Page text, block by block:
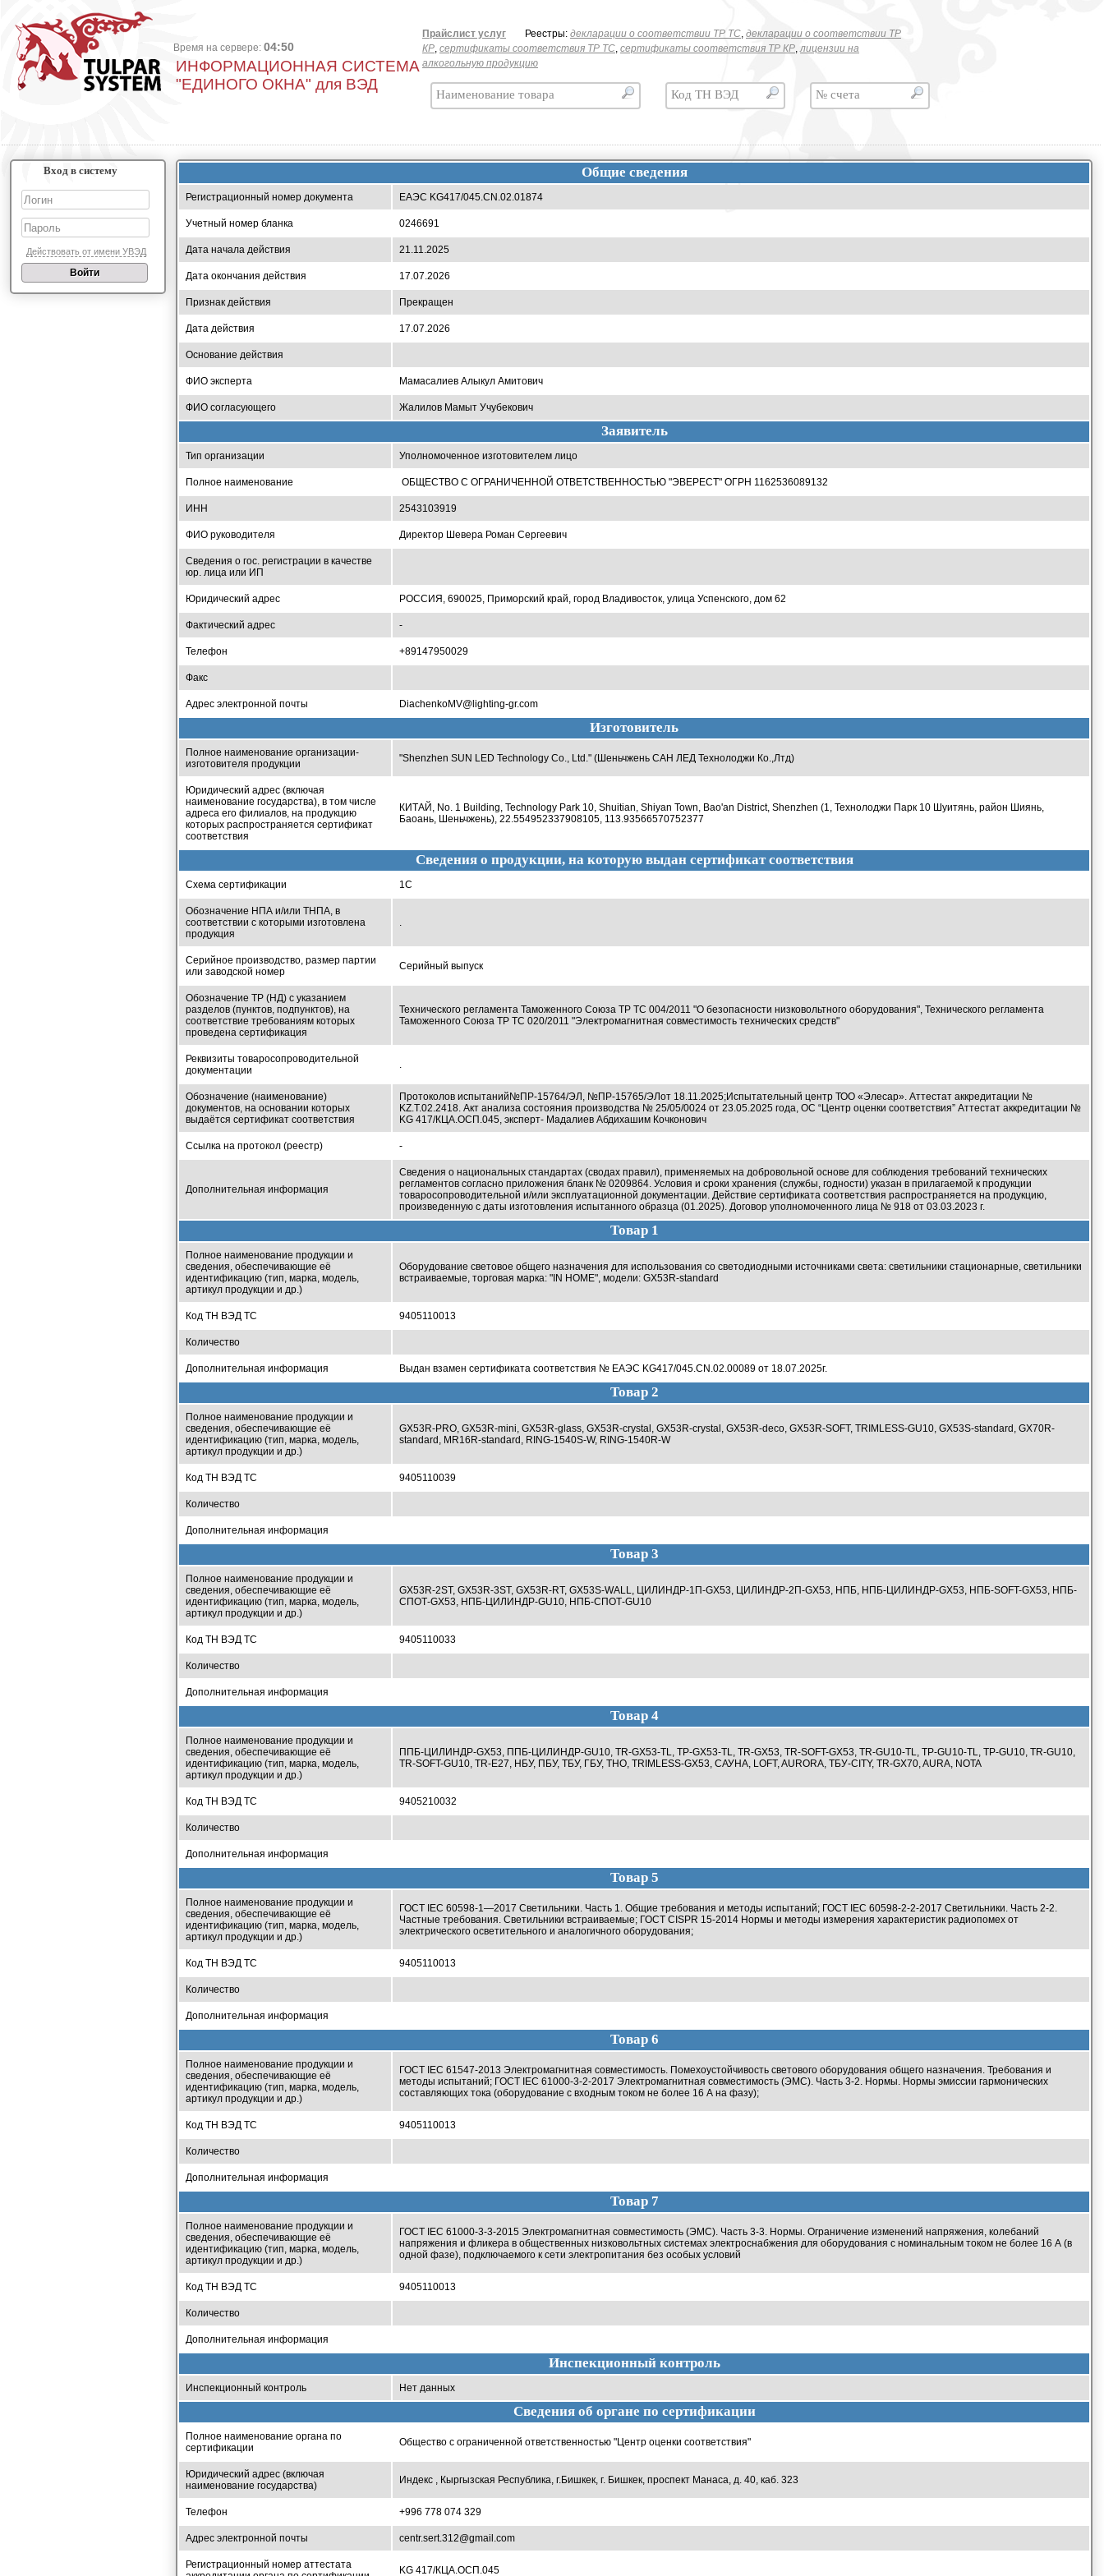
Время на сервере: 04:50
ИНФОРМАЦИОННАЯ СИСТЕМА
"ЕДИНОГО ОКНА" для ВЭД
Прайслист услуг Реестры: декларации о соответствии ТР TC, декларации о соответствии ТР
КР, сертификаты соответствия ТР ТС, сертификаты соответствия ТР КР,лицензии на
алкогольную продукцию
Вход в систему
Действовать от имени УВЭД
Общие сведения
Регистрационный номер документа ЕАЭС KG417/045.CN.02.01874
Учетный номер бланка 0246691
Дата начала действия 21.11.2025
Дата окончания действия 17.07.2026
Признак действия Прекращен
Дата действия 17.07.2026
Основание действия
ФИО эксперта Мамасалиев Алыкул Амитович
ФИО согласующего Жалилов Мамыт Учубекович
Заявитель
Тип организации Уполномоченное изготовителем лицо
Полное наименование ОБЩЕСТВО С ОГРАНИЧЕННОЙ ОТВЕТСТВЕННОСТЬЮ "ЭВЕРЕСТ" ОГРН 1162536089132
ИНН 2543103919
ФИО руководителя Директор Шевера Роман Сергеевич
Сведения о гос. регистрации в качестве
юр. лица или ИП
Юридический адрес РОССИЯ, 690025, Приморский край, город Владивосток, улица Успенского, дом 62
Фактический адрес -
Телефон +89147950029
Факс
Адрес электронной почты DiachenkoMV@lighting-gr.com
Изготовитель
Полное наименование организации-
изготовителя продукции
"Shenzhen SUN LED Technology Co., Ltd." (Шеньчжень САН ЛЕД Технолоджи Ко.,Лтд)
Юридический адрес (включая
наименование государства), в том числе
адреса его филиалов, на продукцию
которых распространяется сертификат
соответствия
КИТАЙ, No. 1 Building, Technology Park 10, Shuitian, Shiyan Town, Bao'an District, Shenzhen (1, Технолоджи Парк 10 Шуитянь, район Шиянь,
Баоань, Шеньчжень), 22.554952337908105, 113.93566570752377
Сведения о продукции, на которую выдан сертификат соответствия
Схема сертификации 1С
Обозначение НПА и/или ТНПА, в
соответствии с которыми изготовлена
продукция
.
Серийное производство, размер партии
или заводской номер
Серийный выпуск
Обозначение ТР (НД) с указанием
разделов (пунктов, подпунктов), на
соответствие требованиям которых
проведена сертификация
Технического регламента Таможенного Союза ТР ТС 004/2011 "О безопасности низковольтного оборудования", Технического регламента
Таможенного Союза ТР ТС 020/2011 "Электромагнитная совместимость технических средств"
Реквизиты товаросопроводительной
документации
.
Обозначение (наименование)
документов, на основании которых
выдаётся сертификат соответствия
Протоколов испытаний №ПР-15764/ЭЛ, №ПР-15765/ЭЛот 18.11.2025;Испытательный центр ТОО «Элесар». Аттестат аккредитации №
KZ.T.02.2418. Акт анализа состояния производства № 25/05/0024 от 23.05.2025 года, ОС “Центр оценки соответствия” Аттестат аккредитации №
KG 417/КЦА.ОСП.045, эксперт- Мадалиев Абдихашим Кочконович
Ссылка на протокол (реестр) -
Дополнительная информация
Сведения о национальных стандартах (сводах правил), применяемых на добровольной основе для соблюдения требований технических
регламентов согласно приложения бланк № 0209864. Условия и сроки хранения (службы, годности) указан в прилагаемой к продукции
товаросопроводительной и/или эксплуатационной документации. Действие сертификата соответствия распространяется на продукцию,
произведенную с даты изготовления испытанного образца (01.2025). Договор уполномоченного лица № 918 от 03.03.2023 г.
Товар 1
Полное наименование продукции и
сведения, обеспечивающие её
идентификацию (тип, марка, модель,
артикул продукции и др.)
Оборудование световое общего назначения для использования со светодиодными источниками света: светильники стационарные, светильники
встраиваемые, торговая марка: "IN НОМЕ", модели: GX53R-standard
Код ТН ВЭД ТС 9405110013
Количество
Дополнительная информация Выдан взамен сертификата соответствия № ЕАЭС KG417/045.CN.02.00089 от 18.07.2025г.
Товар 2
Полное наименование продукции и
сведения, обеспечивающие её
идентификацию (тип, марка, модель,
артикул продукции и др.)
GX53R-PRO, GX53R-mini, GX53R-glass, GX53R-crystal, GX53R-crystal, GX53R-deco, GX53R-SOFT, TRIMLESS-GU10, GX53S-standard, GX70R-
standard, MR16R-standard, RING-1540S-W, RING-1540R-W
Код ТН ВЭД ТС 9405110039
Количество
Дополнительная информация
Товар 3
Полное наименование продукции и
сведения, обеспечивающие её
идентификацию (тип, марка, модель,
артикул продукции и др.)
GX53R-2ST, GX53R-3ST, GX53R-RT, GX53S-WALL, ЦИЛИНДР-1П-GX53, ЦИЛИНДР-2П-GX53, НПБ, НПБ-ЦИЛИНДР-GX53, НПБ-SOFT-GX53, НПБ-
СПОТ-GX53, НПБ-ЦИЛИНДР-GU10, НПБ-СПОТ-GU10
Код ТН ВЭД ТС 9405110033
Количество
Дополнительная информация
Товар 4
Полное наименование продукции и
сведения, обеспечивающие её
идентификацию (тип, марка, модель,
артикул продукции и др.)
ППБ-ЦИЛИНДР-GX53, ППБ-ЦИЛИНДР-GU10, TR-GX53-TL, TP-GX53-TL, TR-GX53, TR-SOFT-GX53, TR-GU10-TL, TP-GU10-TL, TP-GU10, TR-GU10,
TR-SOFT-GU10, TR-E27, НБУ, ПБУ, ТБУ, ГБУ, ТНО, TRIMLESS-GX53, САУНА, LOFT, AURORA, ТБУ-CITY, TR-GX70, AURA, NOTA
Код ТН ВЭД ТС 9405210032
Количество
Дополнительная информация
Товар 5
Полное наименование продукции и
сведения, обеспечивающие её
идентификацию (тип, марка, модель,
артикул продукции и др.)
ГОСТ IEC 60598-1—2017 Светильники. Часть 1. Общие требования и методы испытаний; ГОСТ IEC 60598-2-2-2017 Светильники. Часть 2-2.
Частные требования. Светильники встраиваемые; ГОСТ CISPR 15-2014 Нормы и методы измерения характеристик радиопомех от
электрического осветительного и аналогичного оборудования;
Код ТН ВЭД ТС 9405110013
Количество
Дополнительная информация
Товар 6
Полное наименование продукции и
сведения, обеспечивающие её
идентификацию (тип, марка, модель,
артикул продукции и др.)
ГОСТ IEC 61547-2013 Электромагнитная совместимость. Помехоустойчивость светового оборудования общего назначения. Требования и
методы испытаний; ГОСТ IEC 61000-3-2-2017 Электромагнитная совместимость (ЭМС). Часть 3-2. Нормы. Нормы эмиссии гармонических
составляющих тока (оборудование с входным током не более 16 А на фазу);
Код ТН ВЭД ТС 9405110013
Количество
Дополнительная информация
Товар 7
Полное наименование продукции и
сведения, обеспечивающие её
идентификацию (тип, марка, модель,
артикул продукции и др.)
ГОСТ IEC 61000-3-3-2015 Электромагнитная совместимость (ЭМС). Часть 3-3. Нормы. Ограничение изменений напряжения, колебаний
напряжения и фликера в общественных низковольтных системах электроснабжения для оборудования с номинальным током не более 16 А (в
одной фазе), подключаемого к сети электропитания без особых условий
Код ТН ВЭД ТС 9405110013
Количество
Дополнительная информация
Инспекционный контроль
Инспекционный контроль Нет данных
Сведения об органе по сертификации
Полное наименование органа по
сертификации
Общество с ограниченной ответственностью "Центр оценки соответствия"
Юридический адрес (включая
наименование государства)
Индекс , Кыргызская Республика, г.Бишкек, г. Бишкек, проспект Манаса, д. 40, каб. 323
Телефон +996 778 074 329
Адрес электронной почты centr.sert.312@gmail.com
Регистрационный номер аттестата
KG 417/КЦА.ОСП.045